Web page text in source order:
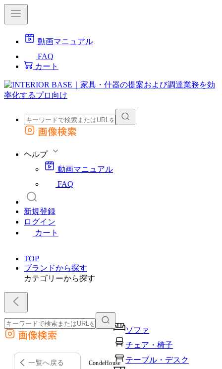
動画マニュアル
FAQ
カート
外部サイトの商品をカートに追加
画像検索
ヘルプ
動画マニュアル
FAQ
新規登録
ログイン
カート
TOP
ブランドから探す
カテゴリーから探す
ソファ
チェア・椅子
テーブル・デスク
外部サイトの商品をカートに追加
他のサイトで見つけた商品ページのURLを貼り付けて、カートに追加できます
画像検索
一覧へ戻る CondeHouse